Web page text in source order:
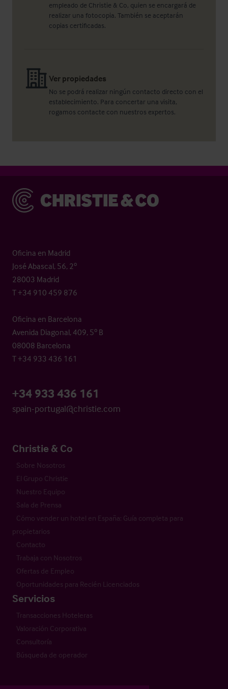
empleado de Christie & Co, quien se encargará de
realizar una fotocopia. También se aceptarán
copias certificadas.
Ver propiedades
No se podrá realizar ningún contacto directo con el
establecimiento. Para concertar una visita,
rogamos contacte con nuestros expertos.
Christie & Co
Oficina en Madrid
José Abascal, 56, 2º
28003 Madrid
T +34 910 459 876
Oficina en Barcelona
Avenida Diagonal, 409, 5º B
08008 Barcelona
T +34 933 436 161
+34 933 436 161
spain-portugal@christie.com
Christie & Co
Sobre Nosotros
El Grupo Christie
Nuestro Equipo
Sala de Prensa
Cómo vender un hotel en España: Guía completa para
propietarios
Contacto
Trabaja con Nosotros
Ofertas de Empleo
Oportunidades para Recién Licenciados
Servicios
Transacciones Hoteleras
Valoración Corporativa
Consultoría
Búsqueda de operador